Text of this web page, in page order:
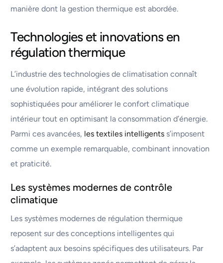
manière dont la gestion thermique est abordée.
Technologies et innovations en
régulation thermique
L’industrie des technologies de climatisation connaît
une évolution rapide, intégrant des solutions
sophistiquées pour améliorer le confort climatique
intérieur tout en optimisant la consommation d’énergie.
Parmi ces avancées, les textiles intelligents s’imposent
comme un exemple remarquable, combinant innovation
et praticité.
Les systèmes modernes de contrôle
climatique
Les systèmes modernes de régulation thermique
reposent sur des conceptions intelligentes qui
s’adaptent aux besoins spécifiques des utilisateurs. Par